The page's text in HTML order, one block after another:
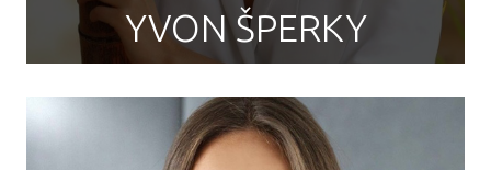
YVON ŠPERKY